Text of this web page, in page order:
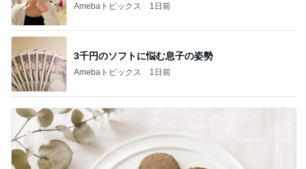
Amebaトピックス 1日前
3千円のソフトに悩む息子の姿勢
Amebaトピックス 1日前